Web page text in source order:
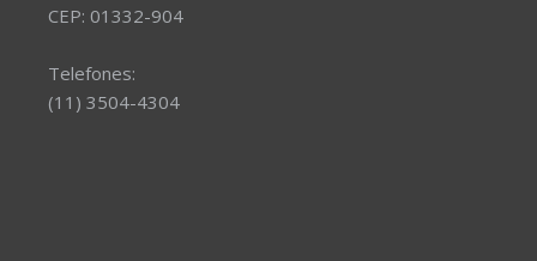
CEP: 01332-904
Telefones:
(11) 3504-4304